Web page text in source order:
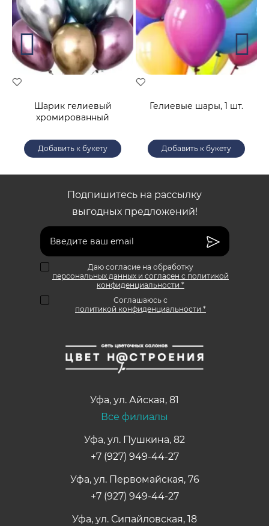
Шарик гелиевый
хромированный
Добавить к букету
Гелиевые шары, 1 шт.
Добавить к букету
Подпишитесь на рассылку
выгодных предложений!
Даю согласие на обработку
персональных данных и согласен с политикой
конфиденциальности *
Соглашаюсь с
политикой конфиденциальности *
Уфа, ул. Айская, 81
Все филиалы
Уфа, ул. Пушкина, 82
+7 (927) 949-44-27
Уфа, ул. Первомайская, 76
+7 (927) 949-44-27
Уфа, ул. Сипайловская, 18